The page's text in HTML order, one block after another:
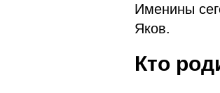
Именины
Яков.
Кто